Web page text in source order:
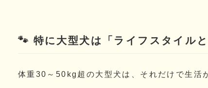
🐾 特に大型犬は「ライフスタイル
体重30～50kg超の大型犬は、それだけで生活